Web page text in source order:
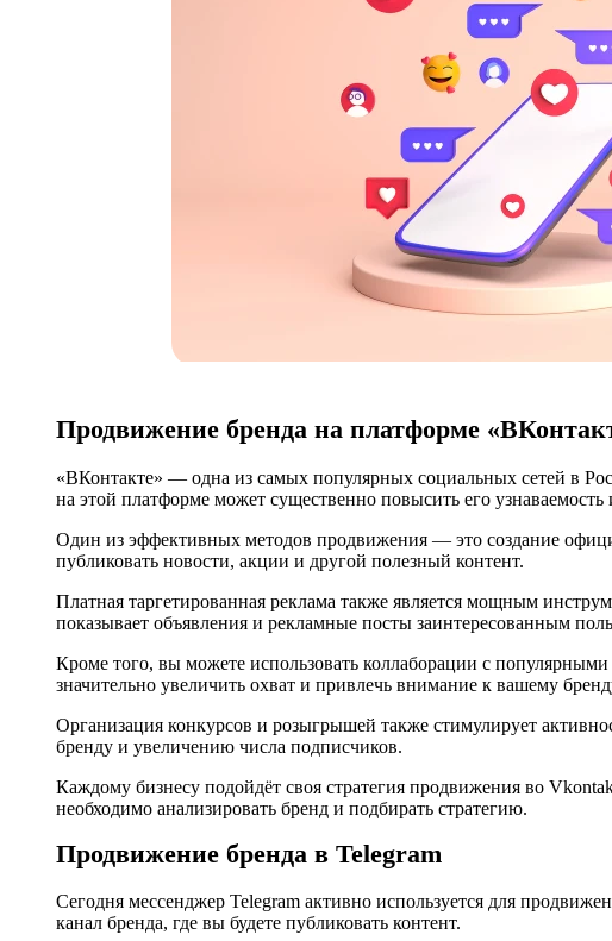
Продвижение бренда на платформе
«ВКонтакте» — одна из самых популярных социальных сетей в
на этой платформе может существенно повысить его
Один из эффективных методов продвижения — это создание
публиковать новости, акции и другой полезный контент.
Платная таргетированная реклама также является мощным
показывает объявления и рекламные посты заинтересованным
Кроме того, вы можете использовать коллаборации с
значительно увеличить охват и привлечь внимание к вашему
Организация конкурсов и розыгрышей также стимулирует
бренду и увеличению числа подписчиков.
Каждому бизнесу подойдёт своя стратегия продвижения во
необходимо анализировать бренд и подбирать стратегию.
Продвижение бренда в Telegram
Сегодня мессенджер Telegram активно используется для
канал бренда, где вы будете публиковать контент.